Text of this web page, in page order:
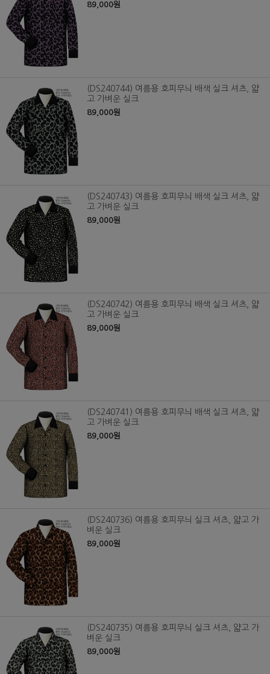
89,000원
(DS240744) 여름용 호피무늬 배색 실크 셔츠, 얇
고 가벼운 실크
89,000원
(DS240743) 여름용 호피무늬 배색 실크 셔츠, 얇
고 가벼운 실크
89,000원
(DS240742) 여름용 호피무늬 배색 실크 셔츠, 얇
고 가벼운 실크
89,000원
(DS240741) 여름용 호피무늬 배색 실크 셔츠, 얇
고 가벼운 실크
89,000원
(DS240736) 여름용 호피무늬 실크 셔츠, 얇고 가
벼운 실크
89,000원
(DS240735) 여름용 호피무늬 실크 셔츠, 얇고 가
벼운 실크
89,000원